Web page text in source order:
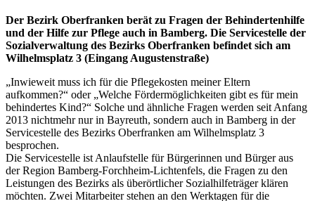
Der Bezirk Oberfranken berät zu Fragen der Behindertenhilfe
und der Hilfe zur Pflege auch in Bamberg. Die Servicestelle der
Sozialverwaltung des Bezirks Oberfranken befindet sich am
Wilhelmsplatz 3 (Eingang Augustenstraße)
„Inwieweit muss ich für die Pflegekosten meiner Eltern
aufkommen?“ oder „Welche Fördermöglichkeiten gibt es für mein
behindertes Kind?“ Solche und ähnliche Fragen werden seit Anfang
2013 nichtmehr nur in Bayreuth, sondern auch in Bamberg in der
Servicestelle des Bezirks Oberfranken am Wilhelmsplatz 3
besprochen.
Die Servicestelle ist Anlaufstelle für Bürgerinnen und Bürger aus
der Region Bamberg-Forchheim-Lichtenfels, die Fragen zu den
Leistungen des Bezirks als überörtlicher Sozialhilfeträger klären
möchten. Zwei Mitarbeiter stehen an den Werktagen für die